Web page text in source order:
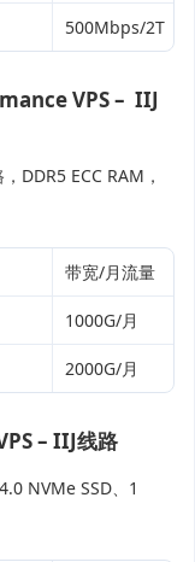
500Mbps/2T
VPS – IIJ
DDR5 ECC RAM，
带宽/月流量
1000G/月
2000G/月
– IIJ线路
NVMe SSD、1